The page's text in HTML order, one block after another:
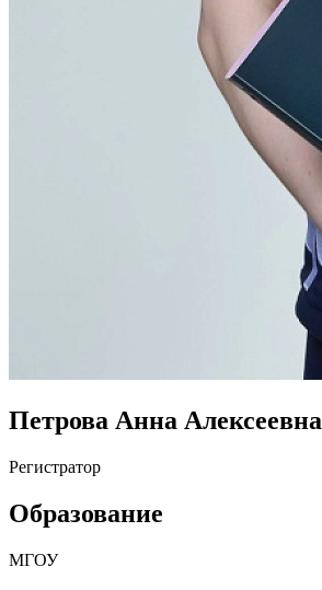
Петрова Анна Алексеевна
Регистратор
Образование
МГОУ